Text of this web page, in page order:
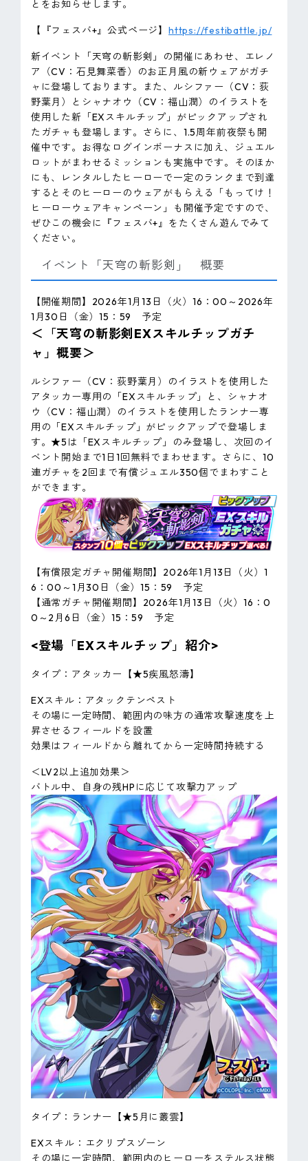
とをお知らせします。
【『フェスバ+』公式ページ】https://festibattle.jp/
新イベント「天穹の斬影剣」の開催にあわせ、エレノ
ア（CV：石見舞菜香）のお正月風の新ウェアがガチ
ャに登場しております。また、ルシファー（CV：荻
野葉月）とシャナオウ（CV：福山潤）のイラストを
使用した新「EXスキルチップ」がピックアップされ
たガチャも登場します。さらに、1.5周年前夜祭も開
催中です。お得なログインボーナスに加え、ジュエル
ロットがまわせるミッションも実施中です。そのほか
にも、レンタルしたヒーローで一定のランクまで到達
するとそのヒーローのウェアがもらえる「もってけ！
ヒーローウェアキャンペーン」も開催予定ですので、
ぜひこの機会に『フェスバ+』をたくさん遊んでみて
ください。
イベント「天穹の斬影剣」 概要
【開催期間】2026年1月13日（火）16：00～2026年
1月30日（金）15：59 予定
＜「天穹の斬影剣EXスキルチップガチ
ャ」概要＞
ルシファー（CV：荻野葉月）のイラストを使用した
アタッカー専用の「EXスキルチップ」と、シャナオ
ウ（CV：福山潤）のイラストを使用したランナー専
用の「EXスキルチップ」がピックアップで登場しま
す。★5は「EXスキルチップ」のみ登場し、次回のイ
ベント開始まで1日1回無料でまわせます。さらに、10
連ガチャを2回まで有償ジュエル350個でまわすこと
ができます。
【有償限定ガチャ開催期間】2026年1月13日（火）1
6：00～1月30日（金）15：59 予定
【通常ガチャ開催期間】2026年1月13日（火）16：0
0～2月6日（金）15：59 予定
<登場「EXスキルチップ」紹介>
タイプ：アタッカー【★5疾風怒濤】
EXスキル：アタックテンペスト
その場に一定時間、範囲内の味方の通常攻撃速度を上
昇させるフィールドを設置
効果はフィールドから離れてから一定時間持続する
＜LV2以上追加効果＞
バトル中、自身の残HPに応じて攻撃力アップ
タイプ：ランナー【★5月に叢雲】
EXスキル：エクリプスゾーン
その場に一定時間、範囲内のヒーローをステルス状態